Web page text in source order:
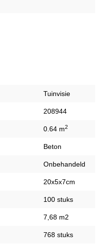
Tuinvisie
208944
0.64 m2
Beton
Onbehandeld
20x5x7cm
100 stuks
7,68 m2
768 stuks